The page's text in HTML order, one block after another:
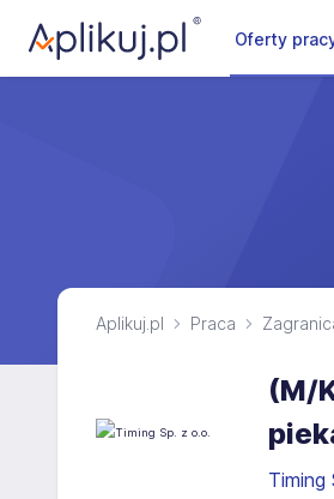
Oferty
Aplikuj.pl Praca
(M/
Timing